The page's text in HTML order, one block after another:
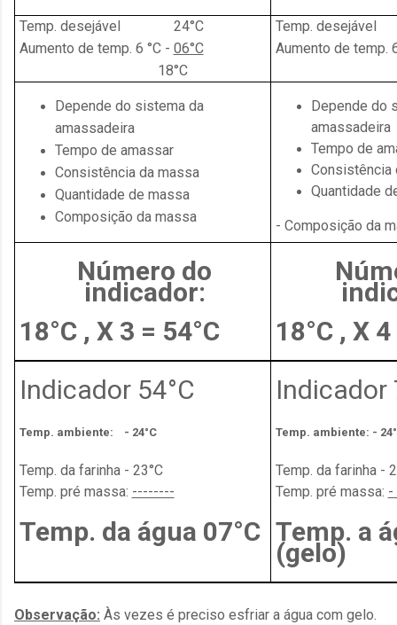
Temp. desejável 24°C
Aumento de temp. 6 °C - 06°C
18°C
Temp. desejável
Aumento de temp.
Depende do sistema da
amassadeira
Tempo de amassar
Consistênciada massa
Quantidade de massa
Composição da massa
Depende do
amassadeira
Tempo de
Consistência
Quantidade
- Composição da
Número do
indicador:
18°C , X 3 = 54°C
18°C , X
Indicador 54°C
Temp. ambiente: - 24°C
Temp. da farinha - 23°C
Temp. pré massa: --------
Temp. da água 07°C
Indicador
Temp. ambiente: -
Temp. da farinha -
Temp. pré massa: -
Temp. a
(gelo)
Observação: Às vezes é preciso esfriar a água com gelo.